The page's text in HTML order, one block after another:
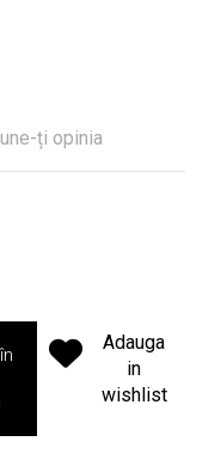
ți opinia
Adauga
in
wishlist